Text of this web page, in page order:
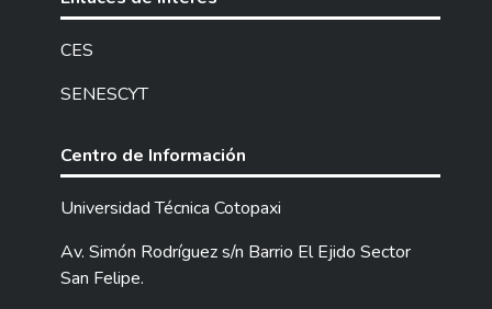
CES
SENESCYT
Centro de Información
Universidad Técnica Cotopaxi
Av. Simón Rodríguez s/n Barrio El Ejido Sector
San Felipe.